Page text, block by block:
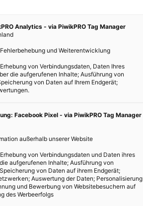
Analytics - via PiwikPRO Tag Manager
und Weiterentwicklung
Erhebung von Verbindungsdaten, Daten Ihres
die aufgerufenen Inhalte; Ausführung von
von Daten auf Ihrem Endgerät;
Facebook Pixel - via PiwikPRO Tag Manager
außerhalb unserer Website
Erhebung von Verbindungsdaten und Daten ihres
aufgerufenen Inhalte; Ausführung von
von Daten auf ihrem Endgerät;
Auswertung der Daten; Personalisierung
und Bewerbung von Websitebesuchern auf
des Werbeerfolgs